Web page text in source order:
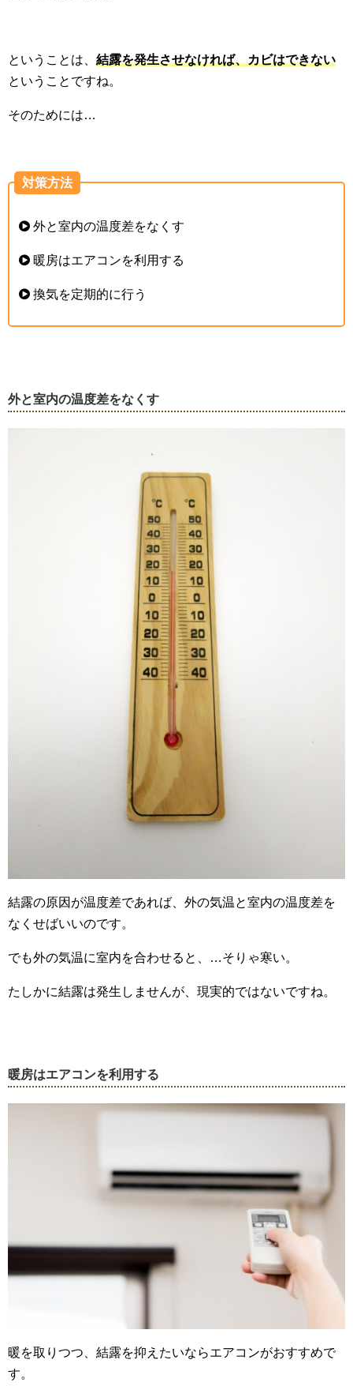
ということは、 結露を発生させなければ、カビはできない
ということですね。
そのためには…
対策方法
外と室内の温度差をなくす
暖房はエアコンを利用する
換気を定期的に行う
外と室内の温度差をなくす
結露の原因が温度差であれば、外の気温と室内の温度差を
なくせばいいのです。
でも外の気温に室内を合わせると、…そりゃ寒い。
たしかに結露は発生しませんが、現実的ではないですね。
暖房はエアコンを利用する
暖を取りつつ、結露を抑えたいならエアコンがおすすめで
す。